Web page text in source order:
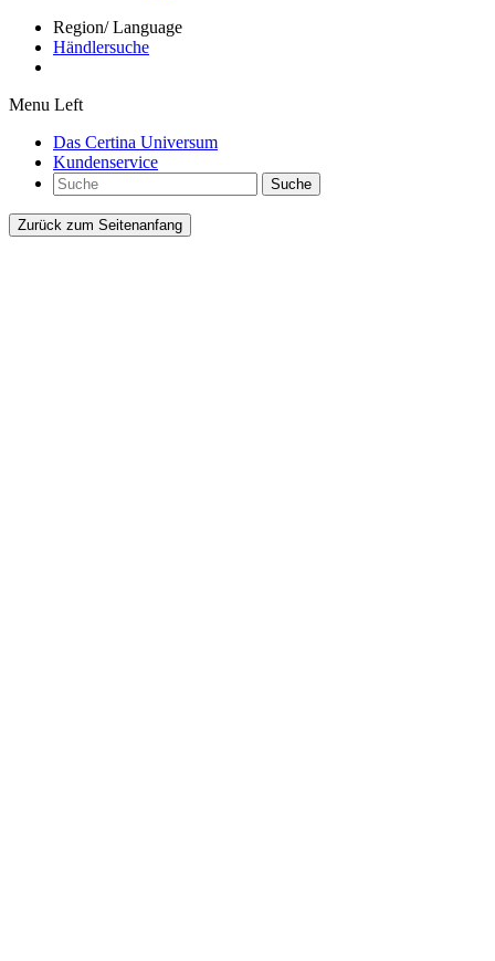
Region/ Language
Händlersuche
Menu Left
Das Certina Universum
Kundenservice
Suche
Zurück zum Seitenanfang